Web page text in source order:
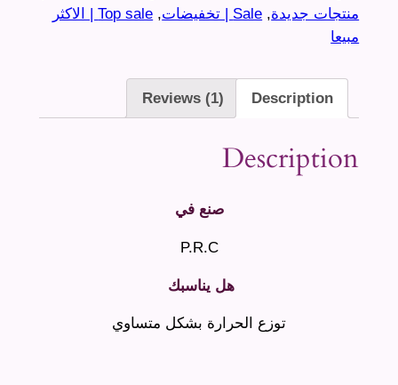
منتجات جديدة, Sale | تخفيضات ,
Top sale | الاكثر
مبيعا
Description
Reviews (1)
Description
صنع في
P.R.C
هل يناسبك
توزع الحرارة بشكل متساوي